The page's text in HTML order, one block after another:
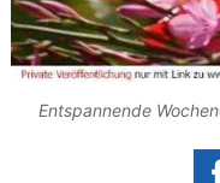
Entspannende